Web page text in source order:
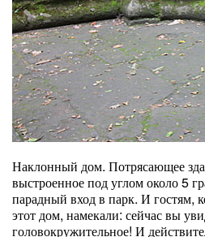
Наклонный дом. Потрясающее
выстроенное под углом около 5
парадный вход в парк. И гостям,
этот дом, намекали: сейчас вы
головокружительное! И